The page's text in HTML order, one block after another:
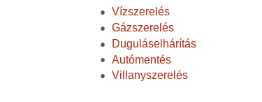
Vízszerelés
Gázszerelés
Duguláselhárítás
Autómentés
Villanyszerelés